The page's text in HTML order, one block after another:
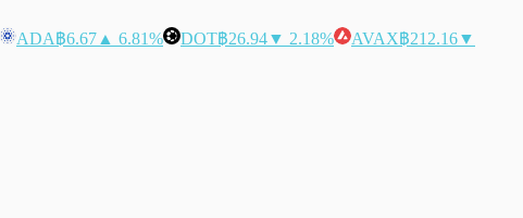
ADA฿6.67 ▲ 6.81% DOT฿26.94▼ 2.18% AVAX฿212.16▼